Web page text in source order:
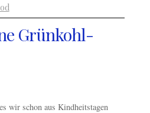
Grünkohl-
wir schon aus Kindheitstagen